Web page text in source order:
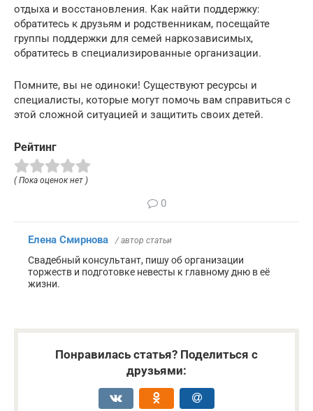
отдыха и восстановления. Как найти поддержку:
обратитесь к друзьям и родственникам, посещайте
группы поддержки для семей наркозависимых,
обратитесь в специализированные организации.
Помните, вы не одиноки! Существуют ресурсы и
специалисты, которые могут помочь вам справиться с
этой сложной ситуацией и защитить своих детей.
Рейтинг
( Пока оценок нет )
0
Елена Смирнова / автор статьи
Свадебный консультант, пишу об организации
торжеств и подготовке невесты к главному дню в её
жизни.
Понравилась статья? Поделиться с
друзьями: